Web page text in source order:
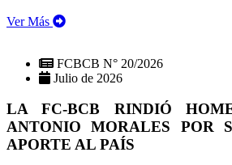
Ver Más
FCBCB N° 20/2026
Julio de 2026
LA FC-BCB RINDIÓ
ANTONIO MORALES POR
APORTE AL PAÍS